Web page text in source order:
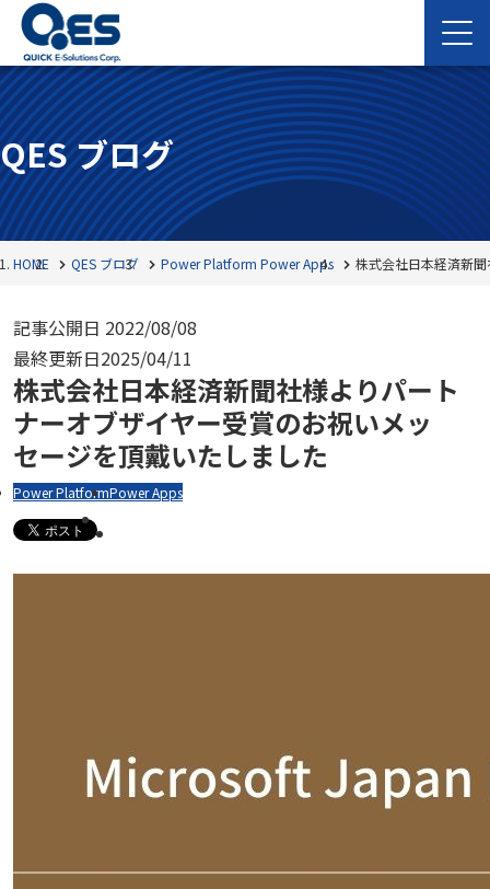
QES ブログ
HOME QES ブログ Power Platform Power Apps 株式会社日本経済新
記事公開日 2022/08/08
最終更新日2025/04/11
株式会社日本経済新聞社様よりパート
ナーオブザイヤー受賞のお祝いメッ
セージを頂戴いたしました
Power PlatformPower Apps